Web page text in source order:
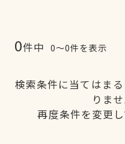
0件中 0〜0件を表示
検索条件に当てはま
りま
再度条件を変更し